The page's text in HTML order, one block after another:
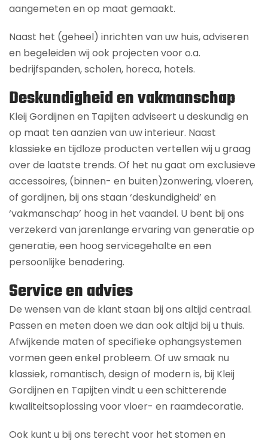
aangemeten en op maat gemaakt.
Naast het (geheel) inrichten van uw huis, adviseren
en begeleiden wij ook projecten voor o.a.
bedrijfspanden, scholen, horeca, hotels.
Deskundigheid en vakmanschap
Kleij Gordijnen en Tapijten adviseert u deskundig en
op maat ten aanzien van uw interieur. Naast
klassieke en tijdloze producten vertellen wij u graag
over de laatste trends. Of het nu gaat om exclusieve
accessoires, (binnen- en buiten)zonwering, vloeren,
of gordijnen, bij ons staan ‘deskundigheid’ en
‘vakmanschap’ hoog in het vaandel. U bent bij ons
verzekerd van jarenlange ervaring van generatie op
generatie, een hoog servicegehalte en een
persoonlijke benadering.
Service en advies
De wensen van de klant staan bij ons altijd centraal.
Passen en meten doen we dan ook altijd bij u thuis.
Afwijkende maten of specifieke ophangsystemen
vormen geen enkel probleem. Of uw smaak nu
klassiek, romantisch, design of modern is, bij Kleij
Gordijnen en Tapijten vindt u een schitterende
kwaliteitsoplossing voor vloer- en raamdecoratie.
Ook kunt u bij ons terecht voor het stomen en